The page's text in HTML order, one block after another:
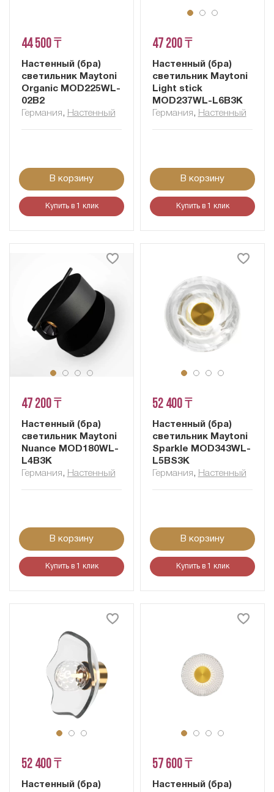
44 500 ₸
Настенный (бра)
светильник Maytoni
Organic MOD225WL-
02B2
Германия , Настенный
В корзину
Купить в 1 клик
47 200 ₸
Настенный (бра)
светильник Maytoni
Light stick
MOD237WL-L6B3K
Германия , Настенный
В корзину
Купить в 1 клик
47 200 ₸
Настенный (бра)
светильник Maytoni
Nuance MOD180WL-
L4B3K
Германия , Настенный
В корзину
Купить в 1 клик
52 400 ₸
Настенный (бра)
светильник Maytoni
Sparkle MOD343WL-
L5BS3K
Германия , Настенный
В корзину
Купить в 1 клик
52 400 ₸
Настенный (бра)
57 600 ₸
Настенный (бра)